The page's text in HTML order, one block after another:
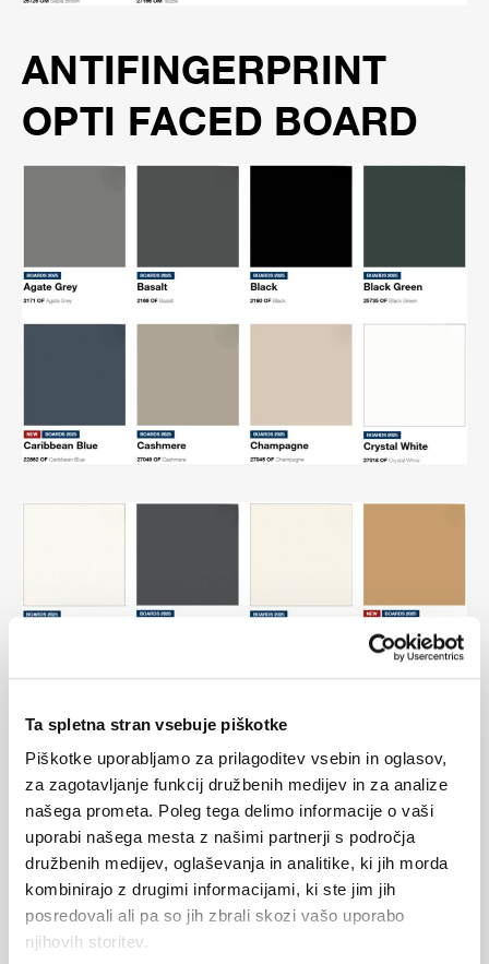
Ta spletna stran vsebuje piškotke
Piškotke uporabljamo za prilagoditev vsebin in oglasov,
za zagotavljanje funkcij družbenih medijev in za analize
našega prometa. Poleg tega delimo informacije o vaši
uporabi našega mesta z našimi partnerji s področja
družbenih medijev, oglaševanja in analitike, ki jih morda
kombinirajo z drugimi informacijami, ki ste jim jih
posredovali ali pa so jih zbrali skozi vašo uporabo
njihovih storitev.
ANTIFINGERPRINT
OPTI FACED BOARD
ARTLINE FABRIC ART
– umetniško in